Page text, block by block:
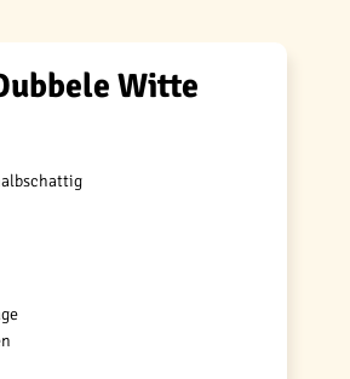
Witte